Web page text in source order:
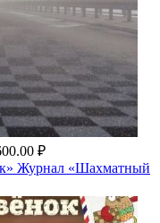
₽
Журнал «Шахматный